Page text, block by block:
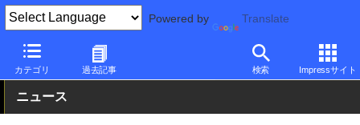
Powered by Translate
カテゴリ 過去記事 検索 Impressサイト
PC Watch 市場 スパコン
ニュース